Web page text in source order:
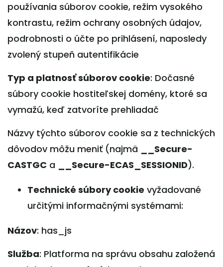
používania súborov cookie, režim vysokého
kontrastu, režim ochrany osobných údajov,
podrobnosti o účte po prihlásení, naposledy
zvolený stupeň autentifikácie
Typ a platnosť súborov cookie: Dočasné
súbory cookie hostiteľskej domény, ktoré sa
vymažú, keď zatvoríte prehliadač
Názvy týchto súborov cookie sa z technických
dôvodov môžu meniť (najmä
__Secure-
CASTGC a __Secure-ECAS_SESSIONID).
Technické súbory cookie vyžadované
určitými informačnými systémami:
Názov: has_js
Služba: Platforma na správu obsahu založená